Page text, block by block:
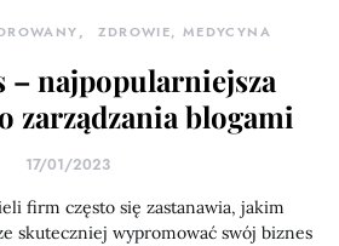
ZDROWIE, MEDYCYNA
– najpopularniejsza
zarządzania blogami
17/01/2023
firm często się zastanawia, jakim
skuteczniej wypromować swój biznes